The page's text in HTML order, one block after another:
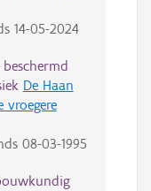
14-05-2024
beschermd
De Haan
vroegere
08-03-1995